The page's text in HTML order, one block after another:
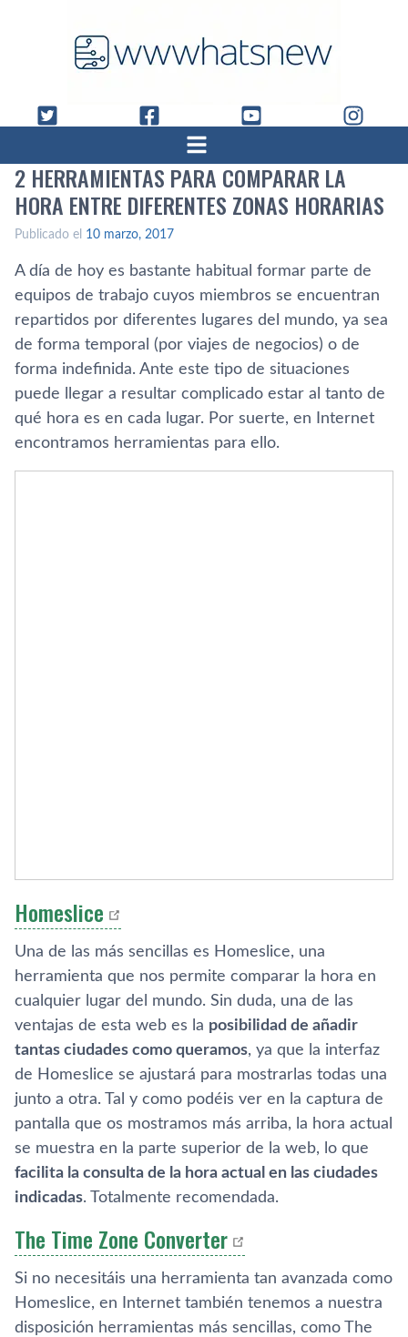
2 HERRAMIENTAS PARA COMPARAR LA
HORA ENTRE DIFERENTES ZONAS HORARIAS
Publicado el 10 marzo, 2017
A dí­a de hoy es bastante habitual formar parte de
equipos de trabajo cuyos miembros se encuentran
repartidos por diferentes lugares del mundo, ya sea
de forma temporal (por viajes de negocios) o de
forma indefinida. Ante este tipo de situaciones
puede llegar a resultar complicado estar al tanto de
qué hora es en cada lugar. Por suerte, en Internet
encontramos herramientas para ello.
Homeslice
Una de las más sencillas es Homeslice, una
herramienta que nos permite comparar la hora en
cualquier lugar del mundo. Sin duda, una de las
ventajas de esta web es la posibilidad de añadir
tantas ciudades como queramos, ya que la interfaz
de Homeslice se ajustará para mostrarlas todas una
junto a otra. Tal y como podéis ver en la captura de
pantalla que os mostramos más arriba, la hora actual
se muestra en la parte superior de la web, lo que
facilita la consulta de la hora actual en las ciudades
indicadas. Totalmente recomendada.
The Time Zone Converter
Si no necesitáis una herramienta tan avanzada como
Homeslice, en Internet también tenemos a nuestra
disposición herramientas más sencillas, como The